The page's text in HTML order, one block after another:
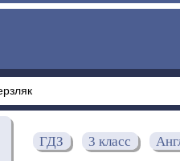
ГДЗ 3 класс